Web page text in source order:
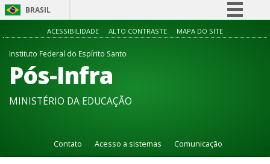
BRASIL
Simplifique!
ACESSIBILIDADE ALTO CONTRASTE MAPA DO SITE
Instituto Federal do Espírito Santo
Pós-Infra
MINISTÉRIO DA EDUCAÇÃO
Contato Acesso a sistemas Comunicação